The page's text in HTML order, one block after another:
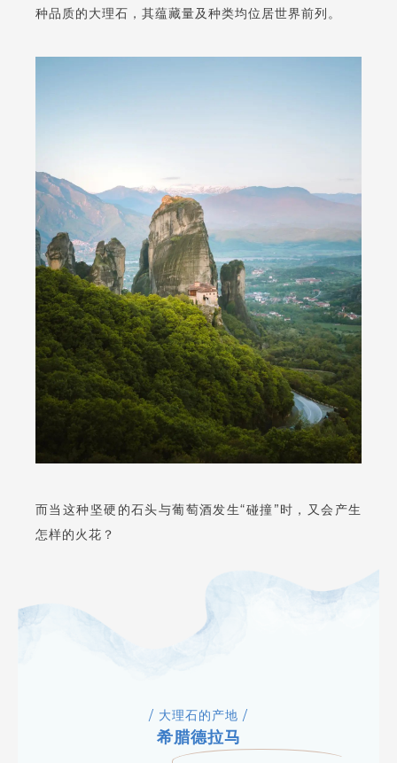
种品质的大理石，其蕴藏量及种类均位居世界前列。
而当这种坚硬的石头与葡萄酒发生“碰撞”时，又会产生
怎样的火花？
/ 大理石的产地 /
希腊德拉马